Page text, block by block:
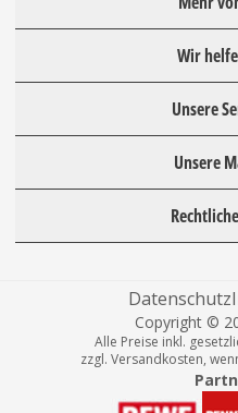
Wir
Unsere
Unsere
Datenschutz
Copyright ©
Alle Preise inkl.
zzgl. Versandkosten,